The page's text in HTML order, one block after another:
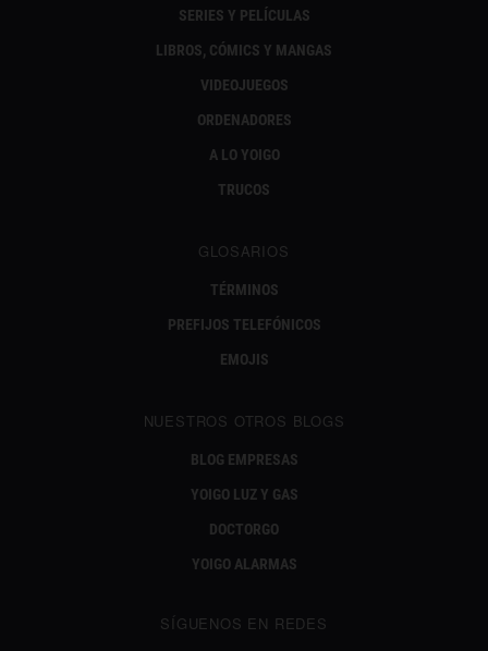
SERIES Y PELÍCULAS
LIBROS, CÓMICS Y MANGAS
VIDEOJUEGOS
ORDENADORES
A LO YOIGO
TRUCOS
GLOSARIOS
TÉRMINOS
PREFIJOS TELEFÓNICOS
EMOJIS
NUESTROS OTROS BLOGS
BLOG EMPRESAS
YOIGO LUZ Y GAS
DOCTORGO
YOIGO ALARMAS
SÍGUENOS EN REDES